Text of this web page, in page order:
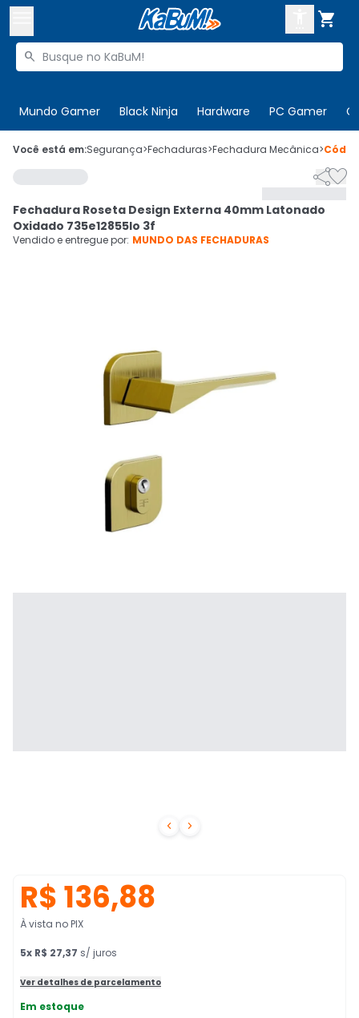

Buscar produtos

Mundo Gamer Black Ninja Hardware PC Gamer
 Olá. Acesse sua conta
 Departamentos
 Cupons
CADASTRE-SE
Você está em:Segurança>Fechaduras>Fechadura Mecânica>
 

Fechadura Roseta Design Externa 40mm Latonado
Oxidado 735e12855lo 3f
Vendido e entregue por: MUNDO DAS FECHADURAS
R$ 136,88
À vista no PIX
5x R$ 27,37 s/ juros
Ver detalhes de parcelamento
Em estoque